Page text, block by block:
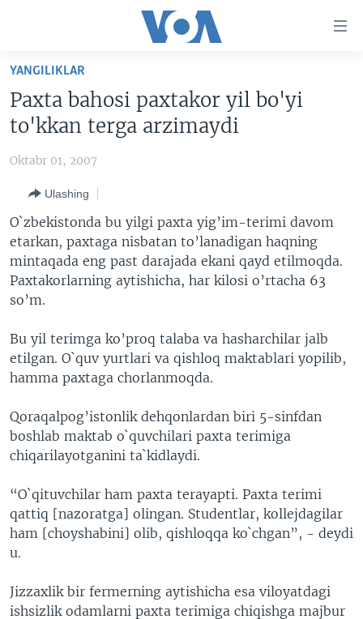
Boshiga
Qidiruvga
o'ting
AMERIKA
VATANDOSHLAR
MULTIMEDIA
AMERIKA MANZARALARI
XALQARO HAYOT
MOBIL-SALOM!
VIDEO
IJTIMOIY TARMOQLAR
FACEBOOK
INSTAGRAM
ODNOKLASSNIKI
TWITTER
SOUNDCLOUD
INGLIZ TILI DARSLARI
Learning English
VOA
YANGILIKLAR
Paxta bahosi paxtakor yil bo'yi
to'kkan terga arzimaydi
Oktabr 01, 2007
Ulashing
O`zbekistonda bu yilgi paxta yig’im-terimi davom
etarkan, paxtaga nisbatan to’lanadigan haqning
mintaqada eng past darajada ekani qayd etilmoqda.
Paxtakorlarning aytishicha, har kilosi o’rtacha 63
so’m.
Bu yil terimga ko’proq talaba va hasharchilar jalb
etilgan. O`quv yurtlari va qishloq maktablari yopilib,
hamma paxtaga chorlanmoqda.
Qoraqalpog’istonlik dehqonlardan biri 5-sinfdan
boshlab maktab o`quvchilari paxta terimiga
chiqarilayotganini ta`kidlaydi.
“O`qituvchilar ham paxta terayapti. Paxta terimi
qattiq [nazoratga] olingan. Studentlar, kollejdagilar
ham [choyshabini] olib, qishloqqa ko`chgan”, - deydi
u.
Jizzaxlik bir fermerning aytishicha esa viloyatdagi
ishsizlik odamlarni paxta terimiga chiqishga majbur